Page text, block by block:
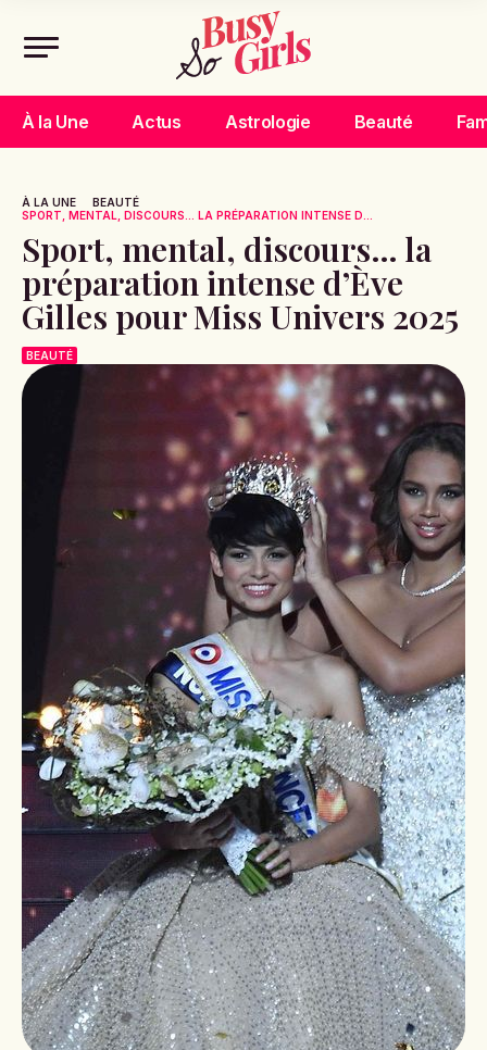
À la Une Actus Astrologie Beauté
À LA UNE
BEAUTÉ
SPORT, MENTAL, DISCOURS… LA PRÉPARATION INTENSE D...
Sport, mental, discours… la
préparation intense d’Ève
Gilles pour Miss Univers 2025
BEAUTÉ